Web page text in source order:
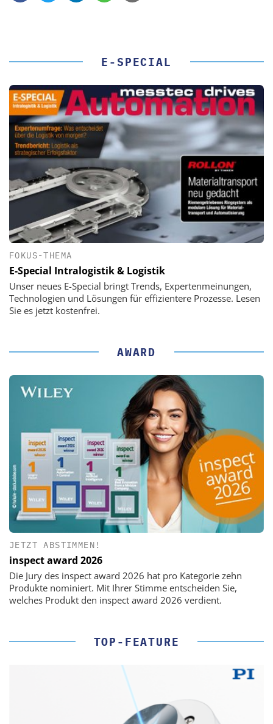
E-SPECIAL
FOKUS-THEMA
E-Special Intralogistik & Logistik
Unser neues E-Special bringt Trends, Expertenmeinungen,
Technologien und Lösungen für effizientere Prozesse. Lesen
Sie es jetzt kostenfrei.
AWARD
JETZT ABSTIMMEN!
inspect award 2026
Die Jury des inspect award 2026 hat pro Kategorie zehn
Produkte nominiert. Mit Ihrer Stimme entscheiden Sie,
welches Produkt den inspect award 2026 verdient.
TOP-FEATURE